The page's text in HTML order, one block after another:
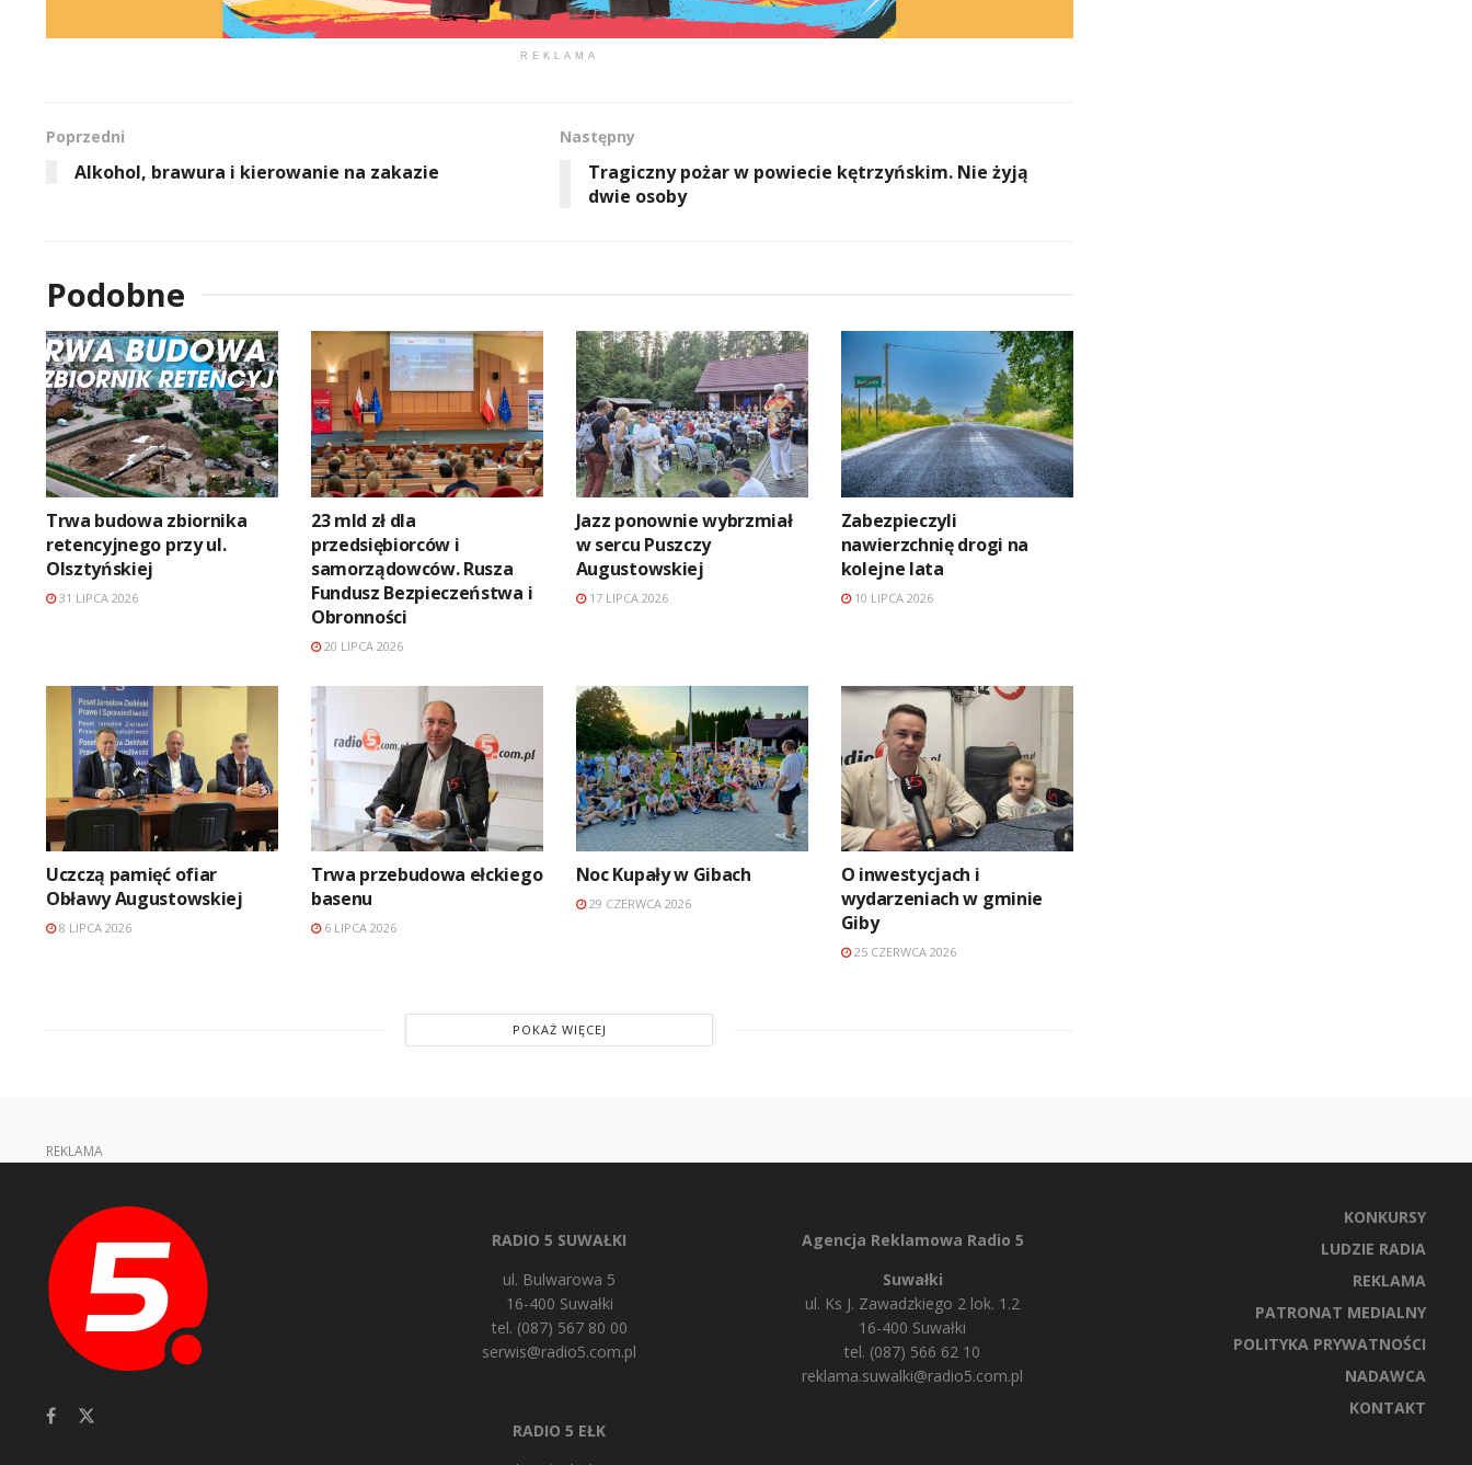
REKLAMA
Poprzedni
Alkohol, brawura i kierowanie na zakazie
Następny
Tragiczny pożar w powiecie kętrzyńskim. Nie żyją
dwie osoby
Podobne
Trwa budowa zbiornika
retencyjnego przy ul.
Olsztyńskiej
31 LIPCA 2026
23 mld zł dla
przedsiębiorców i
samorządowców. Rusza
Fundusz Bezpieczeństwa i
Obronności
20 LIPCA 2026
Jazz ponownie wybrzmiał
w sercu Puszczy
Augustowskiej
17 LIPCA 2026
Zabezpieczyli
nawierzchnię drogi na
kolejne lata
10 LIPCA 2026
Uczczą pamięć ofiar
Obławy Augustowskiej
8 LIPCA 2026
Trwa przebudowa ełckiego
basenu
6 LIPCA 2026
Noc Kupały w Gibach
29 CZERWCA 2026
O inwestycjach i
wydarzeniach w gminie
Giby
25 CZERWCA 2026
POKAŻ WIĘCEJ
REKLAMA
RADIO 5 SUWAŁKI
ul. Bulwarowa 5
16-400 Suwałki
tel. (087) 567 80 00
serwis@radio5.com.pl
RADIO 5 EŁK
Agencja Reklamowa Radio 5
Suwałki
ul. Ks J. Zawadzkiego 2 lok. 1.2
16-400 Suwałki
tel. (087) 566 62 10
reklama.suwalki@radio5.com.pl
KONKURSY
LUDZIE RADIA
REKLAMA
PATRONAT MEDIALNY
POLITYKA PRYWATNOŚCI
NADAWCA
KONTAKT